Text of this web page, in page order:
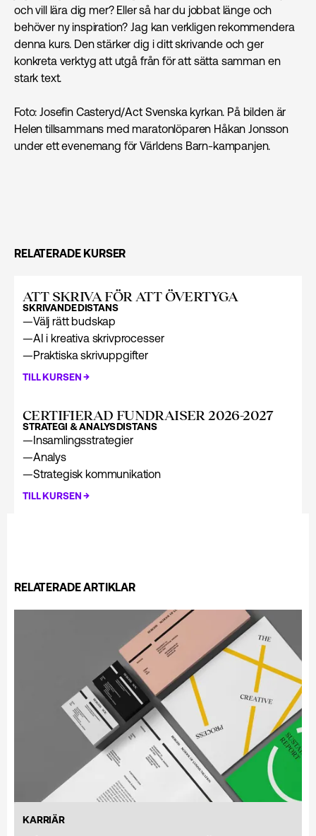
och vill lära dig mer? Eller så har du jobbat länge och
behöver ny inspiration? Jag kan verkligen rekommendera
denna kurs. Den stärker dig i ditt skrivande och ger
konkreta verktyg att utgå från för att sätta samman en
stark text.
Foto: Josefin Casteryd/Act Svenska kyrkan. På bilden är
Helen tillsammans med maratonlöparen Håkan Jonsson
under ett evenemang för Världens Barn-kampanjen.
RELATERADE KURSER
ATT SKRIVA FÖR ATT ÖVERTYGA
SKRIVANDEDISTANS
—Välj rätt budskap
—AI i kreativa skrivprocesser
—Praktiska skrivuppgifter
TILL KURSEN→
CERTIFIERAD FUNDRAISER 2026-2027
STRATEGI & ANALYSDISTANS
—Insamlingsstrategier
—Analys
—Strategisk kommunikation
TILL KURSEN→
RELATERADE ARTIKLAR
KARRIÄR